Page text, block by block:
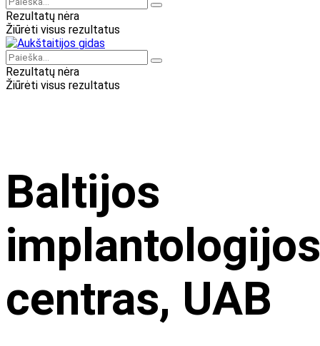
Rezultatų nėra
Žiūrėti visus rezultatus
Rezultatų nėra
Žiūrėti visus rezultatus
Baltijos
implantologijos
centras, UAB